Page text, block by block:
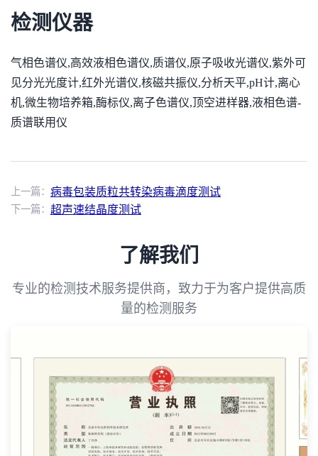
检测仪器
气相色谱仪,高效液相色谱仪,质谱仪,原子吸收光谱仪,紫外可
见分光光度计,红外光谱仪,核磁共振仪,分析天平,pH计,离心
机,微生物培养箱,酶标仪,离子色谱仪,顶空进样器,液相色谱-
质谱联用仪
上一篇： 病毒包装质粒共转染病毒滴度测试
下一篇： 超声速结晶度测试
了解我们
专业的检测技术服务提供商，致力于为客户提供高质
量的检测服务